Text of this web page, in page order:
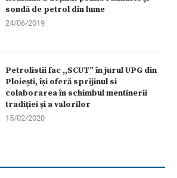
sondă de petrol din lume
24/06/2019
Petrolistii fac ,,SCUT” în jurul UPG din
Ploiești, își oferă sprijinul si
colaborarea în schimbul mentinerii
tradiției și a valorilor
15/02/2020